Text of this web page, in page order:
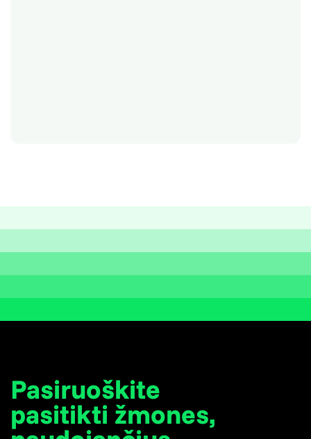
Pasiruoškite
pasitikti žmones,